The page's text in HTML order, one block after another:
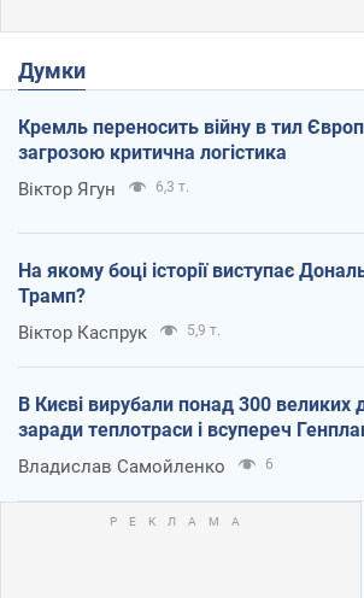
Думки
Кремль переносить війну в тил
загрозою критична логістика
Віктор Ягун 6,3 т.
На якому боці історії виступає
Трамп?
Віктор Каспрук 5,9 т.
В Києві вирубали понад 300 великих
заради теплотраси і всупереч
Владислав Самойленко 6